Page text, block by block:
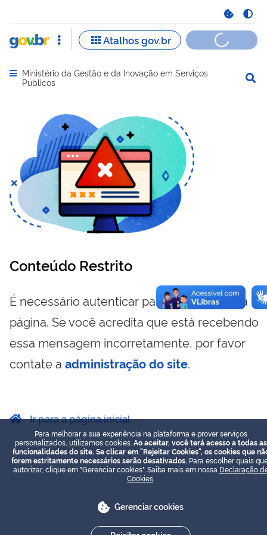
Abrir menu principal de navegação
Ministério da Gestão e da Inovação em Serviços
Públicos
Conteúdo Restrito
É necessário autenticar para visualizar essa
página. Se você acredita que está recebendo
essa mensagem incorretamente, por favor
contate a administração do site.
Ir para a página inicial
Para melhorar a sua experiência na plataforma e prover serviços
personalizados, utilizamos cookies. Ao aceitar, você terá acesso a todas as
funcionalidades do site. Se clicar em "Rejeitar Cookies", os cookies que
forem estritamente necessários serão desativados. Para escolher quais
autorizar, clique em "Gerenciar cookies". Saiba mais em nossa Declaração
Cookies
Gerenciar cookies